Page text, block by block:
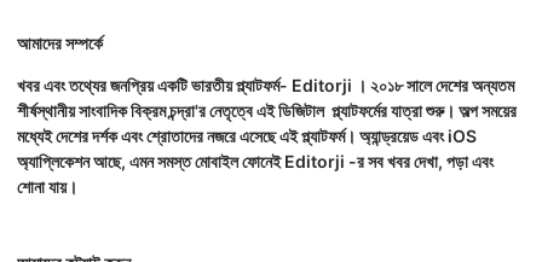
আমাদের সম্পর্কে
খবর এবং তথ্যের জনপ্রিয় একটি ভারতীয় প্ল্যাটফর্ম- Editorji । ২০১৮ সালে দেশের অন্যতম
শীর্ষস্থানীয় সাংবাদিক বিক্রম চন্দ্রা'র নেতৃত্বে এই ডিজিটাল প্ল্যাটফর্মের যাত্রা শুরু। অল্প সময়ের
মধ্যেই দেশের দর্শক এবং শ্রোতাদের নজরে এসেছে এই প্ল্যাটফর্ম। অ্যান্ড্রয়েড এবং iOS
অ্যাপ্লিকেশন আছে, এমন সমস্ত মোবাইল ফোনেই Editorji -র সব খবর দেখা, পড়া এবং
শোনা যায়।